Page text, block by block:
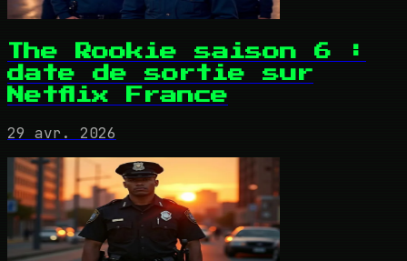
The Rookie saison 6 :
date de sortie sur
Netflix France
29 avr. 2026